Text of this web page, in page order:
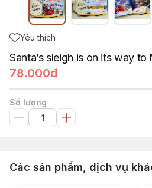
Yêu thích
Santa’s sleigh is on its way to
78.000đ
Số lượng
Các sản phẩm, dịch vụ